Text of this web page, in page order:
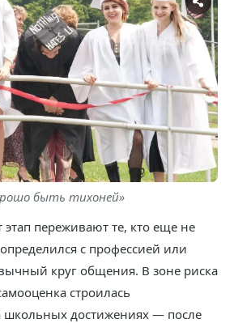
быть тихоней»
этап переживают те, кто еще не
с профессией или
круг общения. В зоне риска
строилась
школьных достижениях — после